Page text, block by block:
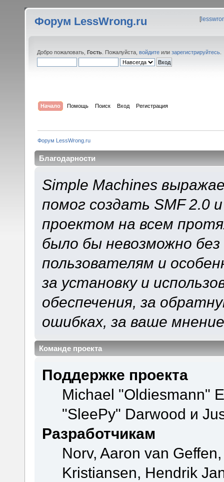
Форум LessWrong.ru [
Добро пожаловать, Гость . Пожалуйста, войдите или зарегистрируйтесь
Начало Помощь Поиск Вход Регистрация
Форум LessWrong.ru
Благодарности
Simple Machines
помог создать SMF 2.0
проектом на всем
было бы невозможно
пользователям и
за установку и
обеспечения, за
ошибках, за ваше
Команде проекта
Поддержке проекта
Michael "Oldiesmann"
"SleePy" Darwood и
Разработчикам
Norv, Aaron van
Kristiansen, Hendrik